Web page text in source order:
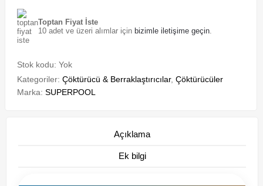
Toptan Fiyat İste
10 adet ve üzeri alımlar için bizimle iletişime geçin.
Stok kodu: Yok
Kategoriler: Çöktürücü & Berraklaştırıcılar, Çöktürücüler
Marka: SUPERPOOL
Açıklama
Ek bilgi